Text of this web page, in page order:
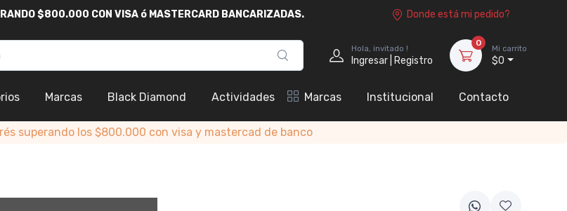
$800.000 CON VISAó MASTERCARD BANCARIZADAS. Donde está mi pedido?
Hola, invitado !
Ingresar | Registro
0
Mi carrito
$0
Marcas Black Diamond Actividades Marcas Institucional Contacto
superando los $800.000 con visa y mastercad de banco